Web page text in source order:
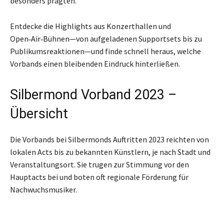
Entdecke die Highlights aus Konzerthallen und
Open‑Air‑Bühnen—von aufgeladenen Supportsets bis zu
Publikumsreaktionen—und finde schnell heraus, welche
Vorbands einen bleibenden Eindruck hinterließen.
Silbermond Vorband 2023 –
Übersicht
Die Vorbands bei Silbermonds Auftritten 2023 reichten von
lokalen Acts bis zu bekannten Künstlern, je nach Stadt und
Veranstaltungsort. Sie trugen zur Stimmung vor den
Hauptacts bei und boten oft regionale Förderung für
Nachwuchsmusiker.